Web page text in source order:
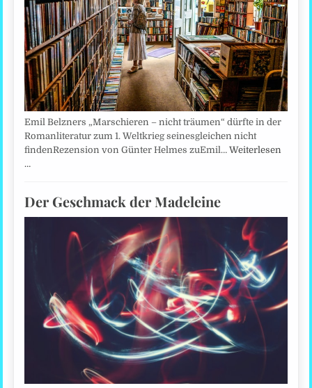
Emil Belzners „Marschieren – nicht träumen“ dürfte in der
Romanliteratur zum 1. Weltkrieg seinesgleichen nicht
findenRezension von Günter Helmes zuEmil…Weiterlesen
…
Der Geschmack der Madeleine